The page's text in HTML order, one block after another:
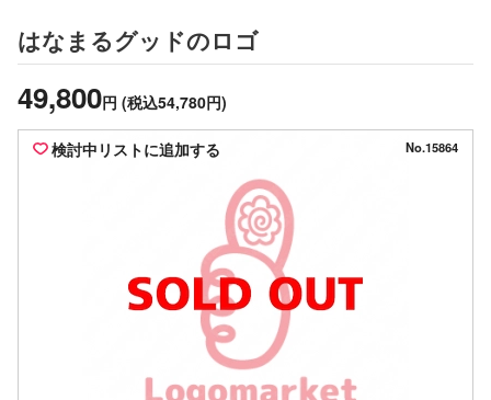
はなまるグッドのロゴ
49,800円 (税込54,780円)
検討中リストに追加する No.15864